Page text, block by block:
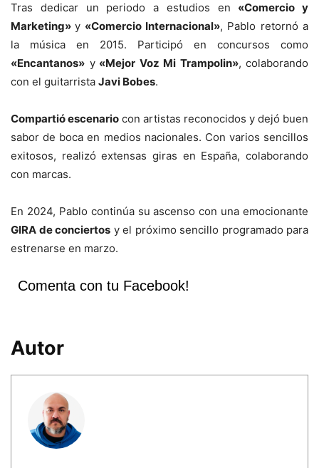
Tras dedicar un periodo a estudios en «Comercio y
Marketing»y «Comercio Internacional», Pablo retornó a
la música en 2015. Participó en concursos como
«Encantanos» y«Mejor Voz Mi Trampolin», colaborando
con el guitarrista Javi Bobes.
Compartió escenario con artistas reconocidos y dejó buen
sabor de boca en medios nacionales. Con varios sencillos
exitosos, realizó extensas giras en España, colaborando
con marcas.
En 2024, Pablo continúa su ascenso con una emocionante
GIRA de conciertos y el próximo sencillo programado para
estrenarse en marzo.
Comenta con tu Facebook!
Autor